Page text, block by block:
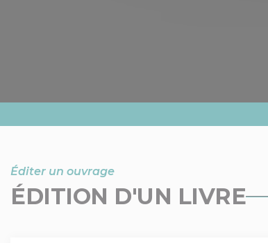
Éditer un ouvrage
ÉDITION D'UN LIVRE